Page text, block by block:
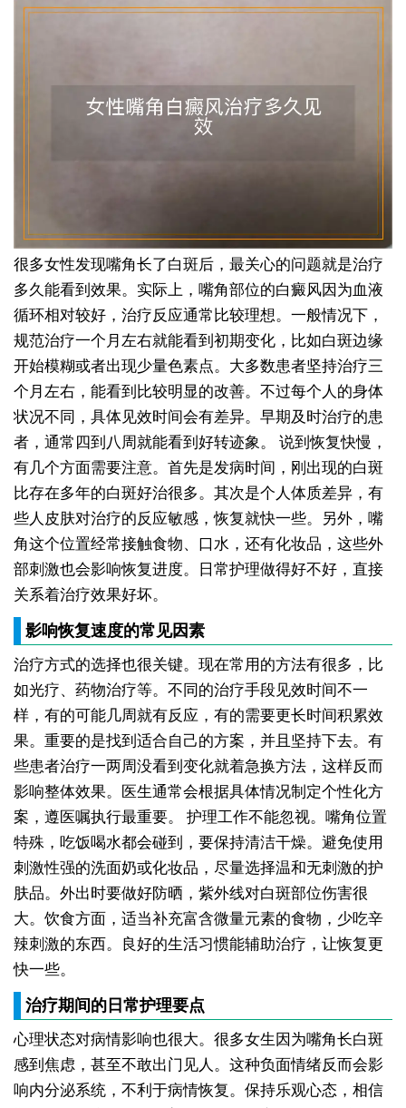
很多女性发现嘴角长了白斑后，最关心的问题就是治疗
多久能看到效果。实际上，嘴角部位的白癜风因为血液
循环相对较好，治疗反应通常比较理想。一般情况下，
规范治疗一个月左右就能看到初期变化，比如白斑边缘
开始模糊或者出现少量色素点。大多数患者坚持治疗三
个月左右，能看到比较明显的改善。不过每个人的身体
状况不同，具体见效时间会有差异。早期及时治疗的患
者，通常四到八周就能看到好转迹象。
说到恢复快慢，
有几个方面需要注意。首先是发病时间，刚出现的白斑
比存在多年的白斑好治很多。其次是个人体质差异，有
些人皮肤对治疗的反应敏感，恢复就快一些。另外，嘴
角这个位置经常接触食物、口水，还有化妆品，这些外
部刺激也会影响恢复进度。日常护理做得好不好，直接
关系着治疗效果好坏。
影响恢复速度的常见因素
治疗方式的选择也很关键。现在常用的方法有很多，比
如光疗、药物治疗等。不同的治疗手段见效时间不一
样，有的可能几周就有反应，有的需要更长时间积累效
果。重要的是找到适合自己的方案，并且坚持下去。有
些患者治疗一两周没看到变化就着急换方法，这样反而
影响整体效果。医生通常会根据具体情况制定个性化方
案，遵医嘱执行最重要。
护理工作不能忽视。嘴角位置
特殊，吃饭喝水都会碰到，要保持清洁干燥。避免使用
刺激性强的洗面奶或化妆品，尽量选择温和无刺激的护
肤品。外出时要做好防晒，紫外线对白斑部位伤害很
大。饮食方面，适当补充富含微量元素的食物，少吃辛
辣刺激的东西。良好的生活习惯能辅助治疗，让恢复更
快一些。
治疗期间的日常护理要点
心理状态对病情影响也很大。很多女生因为嘴角长白斑
感到焦虑，甚至不敢出门见人。这种负面情绪反而会影
响内分泌系统，不利于病情恢复。保持乐观心态，相信